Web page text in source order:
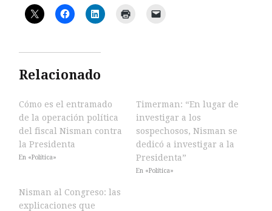
Relacionado
Cómo es el entramado
de la operación política
del fiscal Nisman contra
la Presidenta
En «Política»
Timerman: “En lugar de
investigar a los
sospechosos, Nisman se
dedicó a investigar a la
Presidenta”
En «Política»
Nisman al Congreso: las
explicaciones que